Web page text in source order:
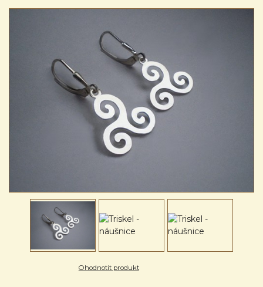
Ohodnotit produkt